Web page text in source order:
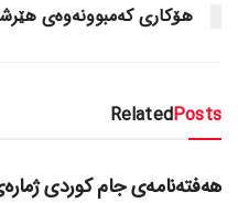
هۆکاری که‌مبوونه‌وه‌ی
RelatedPosts
دسته‌بندی نشده
هەفتەنامەی جام کوردی ژمارەی